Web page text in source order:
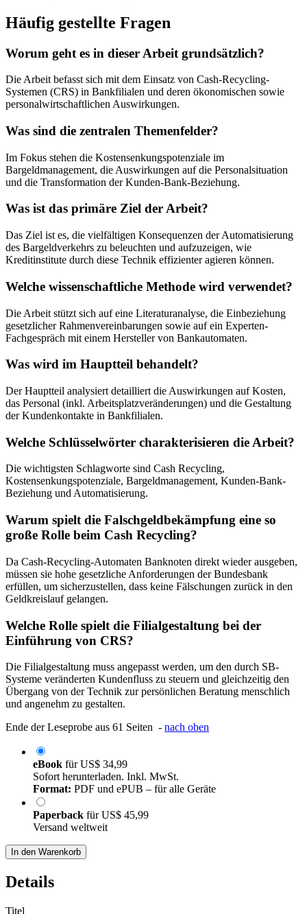
Häufig gestellte Fragen
Worum geht es in dieser Arbeit grundsätzlich?
Die Arbeit befasst sich mit dem Einsatz von Cash-Recycling-
Systemen (CRS) in Bankfilialen und deren ökonomischen sowie
personalwirtschaftlichen Auswirkungen.
Was sind die zentralen Themenfelder?
Im Fokus stehen die Kostensenkungspotenziale im
Bargeldmanagement, die Auswirkungen auf die Personalsituation
und die Transformation der Kunden-Bank-Beziehung.
Was ist das primäre Ziel der Arbeit?
Das Ziel ist es, die vielfältigen Konsequenzen der Automatisierung
des Bargeldverkehrs zu beleuchten und aufzuzeigen, wie
Kreditinstitute durch diese Technik effizienter agieren können.
Welche wissenschaftliche Methode wird verwendet?
Die Arbeit stützt sich auf eine Literaturanalyse, die Einbeziehung
gesetzlicher Rahmenvereinbarungen sowie auf ein Experten-
Fachgespräch mit einem Hersteller von Bankautomaten.
Was wird im Hauptteil behandelt?
Der Hauptteil analysiert detailliert die Auswirkungen auf Kosten,
das Personal (inkl. Arbeitsplatzveränderungen) und die Gestaltung
der Kundenkontakte in Bankfilialen.
Welche Schlüsselwörter charakterisieren die Arbeit?
Die wichtigsten Schlagworte sind Cash Recycling,
Kostensenkungspotenziale, Bargeldmanagement, Kunden-Bank-
Beziehung und Automatisierung.
Warum spielt die Falschgeldbekämpfung eine so
große Rolle beim Cash Recycling?
Da Cash-Recycling-Automaten Banknoten direkt wieder ausgeben,
müssen sie hohe gesetzliche Anforderungen der Bundesbank
erfüllen, um sicherzustellen, dass keine Fälschungen zurück in den
Geldkreislauf gelangen.
Welche Rolle spielt die Filialgestaltung bei der
Einführung von CRS?
Die Filialgestaltung muss angepasst werden, um den durch SB-
Systeme veränderten Kundenfluss zu steuern und gleichzeitig den
Übergang von der Technik zur persönlichen Beratung menschlich
und angenehm zu gestalten.
Ende der Leseprobe aus 61 Seiten - nach oben
eBook fürUS$ 34,99
Sofort herunterladen. Inkl. MwSt.
Format: PDF und ePUB – für alle Geräte
Paperback fürUS$ 45,99
Versand weltweit
In den Warenkorb
Details
Titel